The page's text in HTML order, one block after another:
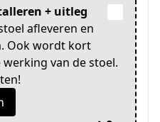
+ uitleg
afleveren en
Ook wordt kort
van de stoel.